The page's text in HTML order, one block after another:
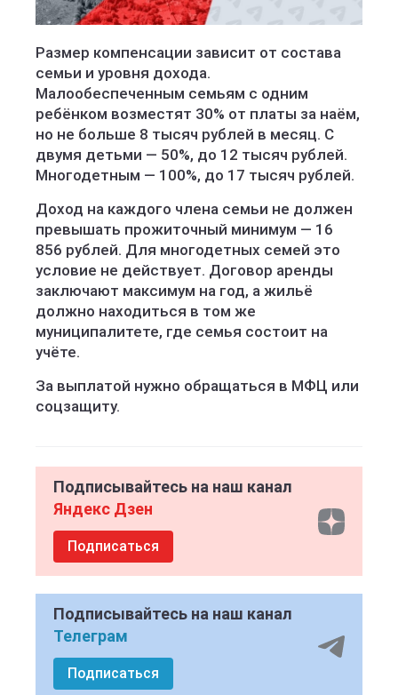
Размер компенсации зависит от состава
семьи и уровня дохода.
Малообеспеченным семьям с одним
ребёнком возместят 30% от платы за наём,
но не больше 8 тысяч рублей в месяц. С
двумя детьми — 50%, до 12 тысяч рублей.
Многодетным — 100%, до 17 тысяч рублей.
Доход на каждого члена семьи не должен
превышать прожиточный минимум — 16
856 рублей. Для многодетных семей это
условие не действует. Договор аренды
заключают максимум на год, а жильё
должно находиться в том же
муниципалитете, где семья состоит на
учёте.
За выплатой нужно обращаться в МФЦ или
соцзащиту.
Подписывайтесь на наш канал
Яндекс Дзен
Подписаться
Подписывайтесь на наш канал
Телеграм
Подписаться